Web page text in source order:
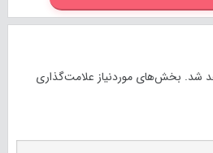
شد. بخش‌های موردنیاز علامت‌گذاری